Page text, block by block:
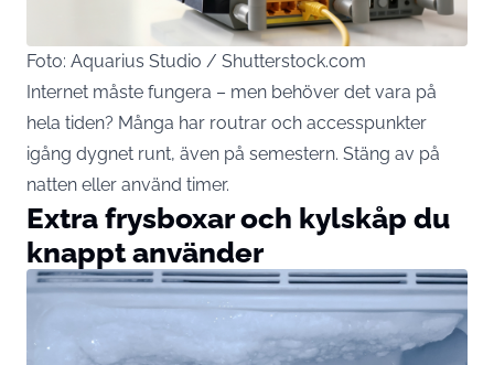
Foto: Aquarius Studio / Shutterstock.com
Internet måste fungera – men behöver det vara på
hela tiden? Många har routrar och accesspunkter
igång dygnet runt, även på semestern. Stäng av på
natten eller använd timer.
Extra frysboxar och kylskåp du
knappt använder